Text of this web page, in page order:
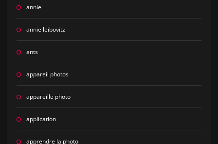
annie
annie leibovitz
ants
appareil photos
appareille photo
application
apprendre la photo